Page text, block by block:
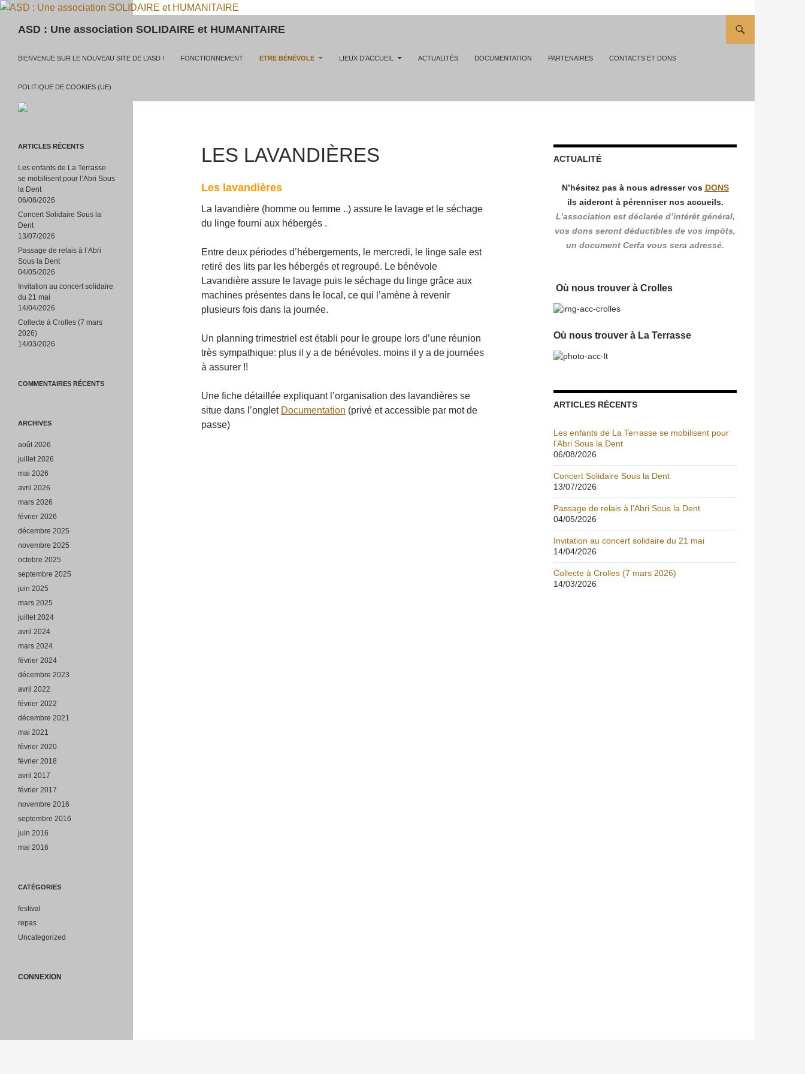
ASD : Une association SOLIDAIRE et HUMANITAIRE
BIENVENUE SUR LE NOUVEAU SITE DE L’ASD !
FONCTIONNEMENT ETRE BÉNÉVOLE LIEUX D’ACCUEIL ACTUALITÉS DOCUMENTATION PARTENAIRES CONTACTS ET DONS
POLITIQUE DE COOKIES (UE)
LES LAVANDIÈRES
Les lavandières
La lavandière (homme ou femme ..) assure le lavage et le séchage
du linge fourni aux hébergés .
Entre deux périodes d’hébergements, le mercredi, le linge sale est
retiré des lits par les hébergés et regroupé. Le bénévole
Lavandière assure le lavage puis le séchage du linge grâce aux
machines présentes dans le local, ce qui l’amène à revenir
plusieurs fois dans la journée.
Un planning trimestriel est établi pour le groupe lors d’une réunion
très sympathique: plus il y a de bénévoles, moins il y a de journées
à assurer !!
Une fiche détaillée expliquant l’organisation des lavandières se
situe dans l’onglet Documentation (privé et accessible par mot de
passe)
ACTUALITÉ
N’hésitez pas à nous adresser vos DONS
ils aideront à pérenniser nos accueils.
L’association est déclarée d’intérêt général,
vos dons seront déductibles de vos impôts,
un document Cerfa vous sera adressé.
Où nous trouver à Crolles
Où nous trouver à La Terrasse
ARTICLES RÉCENTS
Les enfants de La Terrasse se mobilisent pour
l’Abri Sous la Dent
06/08/2026
Concert Solidaire Sous la Dent
13/07/2026
Passage de relais à l’Abri Sous la Dent
04/05/2026
Invitation au concert solidaire du 21 mai
14/04/2026
Collecte à Crolles (7 mars 2026)
14/03/2026
ARTICLES RÉCENTS
Les enfants de La Terrasse
se mobilisent pour l’Abri Sous
la Dent
06/08/2026
Concert Solidaire Sous la
Dent
13/07/2026
Passage de relais à l’Abri
Sous la Dent
04/05/2026
Invitation au concert solidaire
du 21 mai
14/04/2026
Collecte à Crolles (7 mars
2026)
14/03/2026
COMMENTAIRES RÉCENTS
ARCHIVES
août 2026
juillet 2026
mai 2026
avril 2026
mars 2026
février 2026
décembre 2025
novembre 2025
octobre 2025
septembre 2025
juin 2025
mars 2025
juillet 2024
avril 2024
mars 2024
février 2024
décembre 2023
avril 2022
février 2022
décembre 2021
mai 2021
février 2020
février 2018
avril 2017
février 2017
novembre 2016
septembre 2016
juin 2016
mai 2016
CATÉGORIES
festival
repas
Uncategorized
CONNEXION